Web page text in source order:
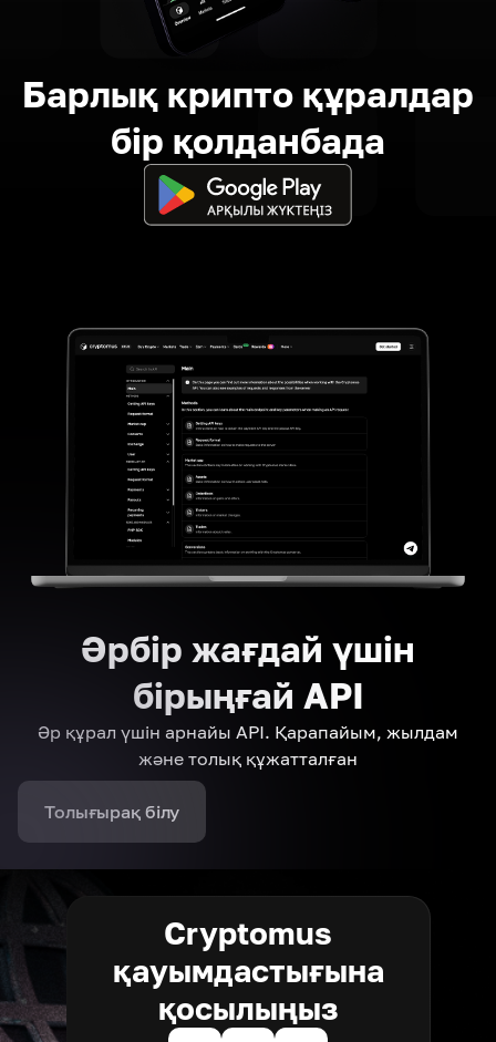
Барлық крипто құралдар
бір қолданбада
Әрбір жағдай үшін
бірыңғай API
Әр құрал үшін арнайы API. Қарапайым, жылдам
және толық құжатталған
Толығырақ білу
Cryptomus
қауымдастығына
қосылыңыз